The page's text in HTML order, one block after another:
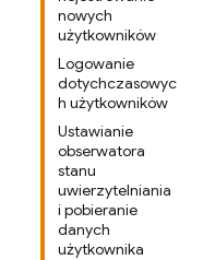
nowych
użytkowników
Logowanie
dotychczasowyc
h użytkowników
Ustawianie
obserwatora
stanu
uwierzytelniania
i pobieranie
danych
użytkownika